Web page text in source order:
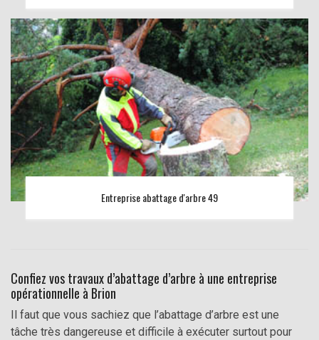
Entreprise abattage d'arbre 49
Confiez vos travaux d’abattage d’arbre à une entreprise
opérationnelle à Brion
Il faut que vous sachiez que l’abattage d’arbre est une
tâche très dangereuse et difficile à exécuter surtout pour